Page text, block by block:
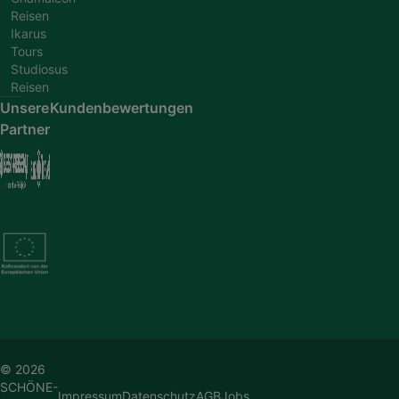
Reisen
Ikarus
Tours
Studiosus
Reisen
Unsere
Partner
Kundenbewertungen
© 2026
SCHÖNE-
ImpressumDatenschutzAGBJobs